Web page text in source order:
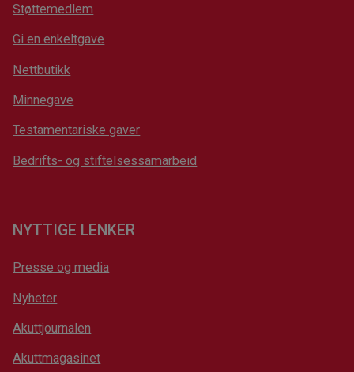
Støttemedlem
Gi en enkeltgave
Nettbutikk
Minnegave
Testamentariske gaver
Bedrifts- og stiftelsessamarbeid
NYTTIGE LENKER
Presse og media
Nyheter
Akuttjournalen
Akuttmagasinet